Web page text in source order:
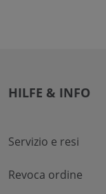
HILFE & INFO
Servizio e resi
Revoca ordine